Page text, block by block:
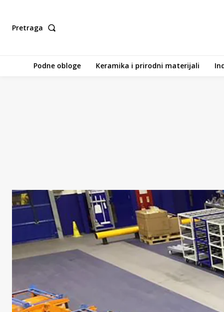
Pretraga
Podne obloge Keramika i prirodni materijali